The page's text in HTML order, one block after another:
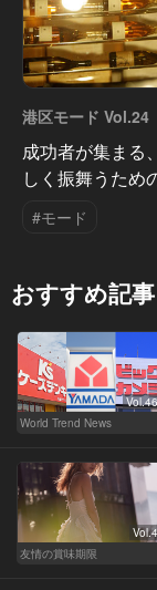
港区モード Vol.24
成功者が集まる
しく振舞うため
#モード
おすすめ記事
Vol.46
World Trend News
Vol.4
友情の賞味期限